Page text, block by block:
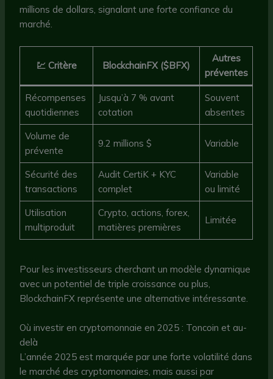
millions de dollars, signalant une forte confiance du
marché.
💹 Critère BlockchainFX ($BFX)
Autres
préventes
Récompenses
quotidiennes
Jusqu’à 7 % avant
cotation
Souvent
absentes
Volume de
prévente
9.2 millions $ Variable
Sécurité des
transactions
Audit CertiK + KYC
complet
Variable
ou limité
Utilisation
multiproduit
Crypto, actions, forex,
matières premières
Limitée
Pour les investisseurs cherchant un modèle dynamique
avec un potentiel de triple croissance ou plus,
BlockchainFX représente une alternative intéressante.
Où investir en cryptomonnaie en 2025 : Toncoin et au-
delà
L’année 2025 est marquée par une forte volatilité dans
le marché des cryptomonnaies, mais aussi par